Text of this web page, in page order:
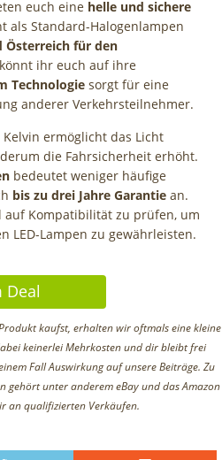
euch eine helle und sichere
als Standard-Halogenlampen
Österreich für den
ihr euch auf ihre
Technologie sorgt für eine
anderer Verkehrsteilnehmer.
ermöglicht das Licht
die Fahrsicherheit erhöht.
bedeutet weniger häufige
bis zu drei Jahre Garantie an.
auf Kompatibilität zu prüfen, um
LED-Lampen zu gewährleisten.
Deal
kaufst, erhalten wir oftmals eine kleine
keinerlei Mehrkosten und dir bleibt frei
Fall Auswirkung auf unsere Beiträge. Zu
unter anderem eBay und das Amazon
an qualifizierten Verkäufen.